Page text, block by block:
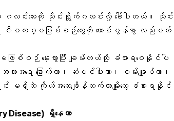
တဲ့ ဂလင်းလေးကို သိုင်းရွိုက်ဂလင်းလို့ ခေါ်ပါတယ်။ သိုင်း
ရဲ့ ဇီဝကမ္မဖြစ်စဉ်တွေကို ကောင်းမွန်စွာ လည်ပတ်
ဖြစ်စဉ် နှေးသွားပြီး ချမ်းတယ်လို့ ခံစားရစေနိုင်ပါ
အရေ ခြောက်တာ၊ ဆံပင်ပါးတာ၊ ဝမ်းချုပ်တာ၊
းအရင်း မရှိဘဲ ကိုယ်အလေးချိန်တက်တာမျိုးတွေ ခံစားရနိုင်
Disease) ရှိနေတာ